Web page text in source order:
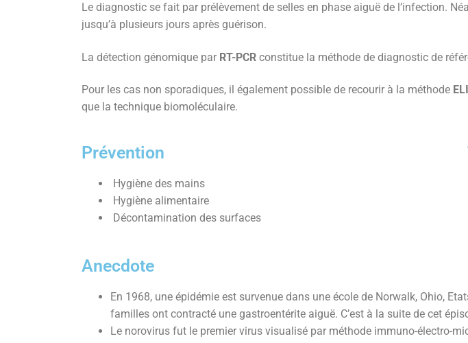
Le diagnostic se fait par prélèvement de selles en phase aiguë de l’infection.
jusqu’à plusieurs jours après guérison.
La détection génomique par RT-PCR constitue la méthode de diagnostic de
Pour les cas non sporadiques, il également possible de recourir à la méthode
que la technique biomoléculaire.
Prévention
Hygiène des mains
Hygiène alimentaire
Décontamination des surfaces
Anecdote
En 1968, une épidémie est survenue dans une école de Norwalk, Ohio,
familles ont contracté une gastroentérite aiguë. C’est à la suite de cet
Le norovirus fut le premier virus visualisé par méthode immuno-électro-